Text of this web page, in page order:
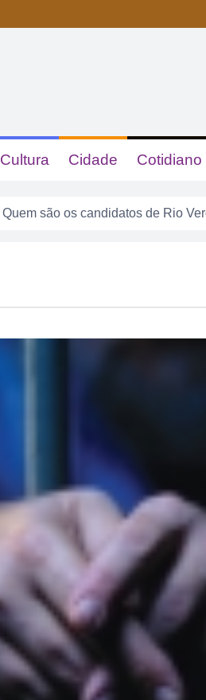
Cultura Cidade Cotidiano
Quem são os candidatos de Rio
Sábado pode sacudir a Divisão
Rio Verde recebe a 2ª etapa do
Buriti Shopping recebe campanha